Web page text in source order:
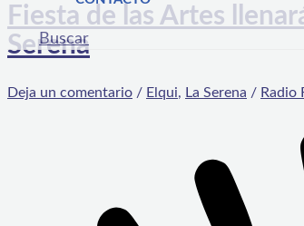
Buscar
Fiesta de las Artes
Serena
Deja un comentario / Elqui, La Serena / Radio